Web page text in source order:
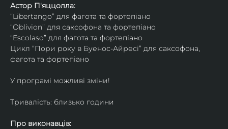
Астор П'яццолла:
“Libertango” для фагота та фортепіано
“Oblivion” для саксофона та фортепіано
“Escolaso” для фагота та фортепіано
Цикл “Пори року в Буенос-Айресі” для саксофона,
фагота та фортепіано
У програмі можливі зміни!
Тривалість: близько години
Про виконавців: